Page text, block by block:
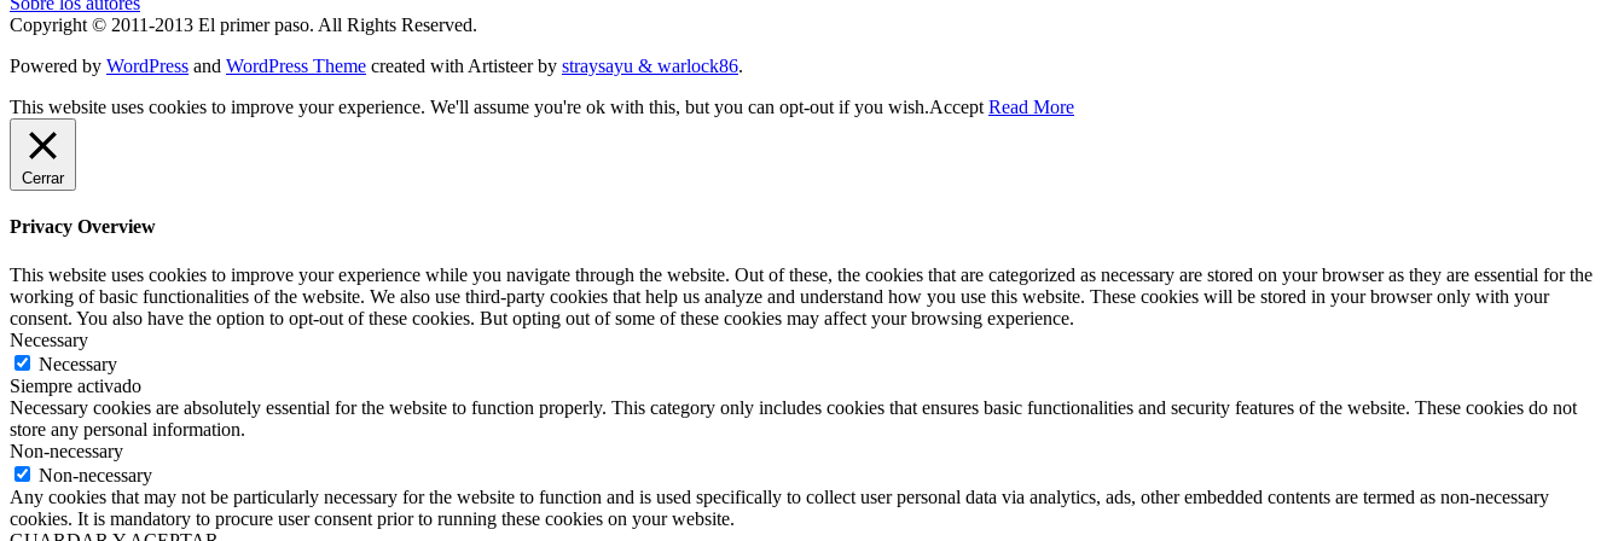
Copyright © 2011-2013 El primer paso. All Rights Reserved.
Powered by WordPress and WordPress Theme created with Artisteer by straysayu & warlock86.
This website uses cookies to improve your experience. We'll assume you're ok with this, but you can opt-out if you wish.Accept Read More
Cerrar
Privacy Overview
This website uses cookies to improve your experience while you navigate through the website. Out of these, the cookies that are categorized as necessary are stored on your browser as they are essential for the
working of basic functionalities of the website. We also use third-party cookies that help us analyze and understand how you use this website. These cookies will be stored in your browser only with your
consent. You also have the option to opt-out of these cookies. But opting out of some of these cookies may affect your browsing experience.
Necessary
Necessary
Siempre activado
Necessary cookies are absolutely essential for the website to function properly. This category only includes cookies that ensures basic functionalities and security features of the website. These cookies do not
store any personal information.
Non-necessary
Non-necessary
Any cookies that may not be particularly necessary for the website to function and is used specifically to collect user personal data via analytics, ads, other embedded contents are termed as non-necessary
cookies. It is mandatory to procure user consent prior to running these cookies on your website.